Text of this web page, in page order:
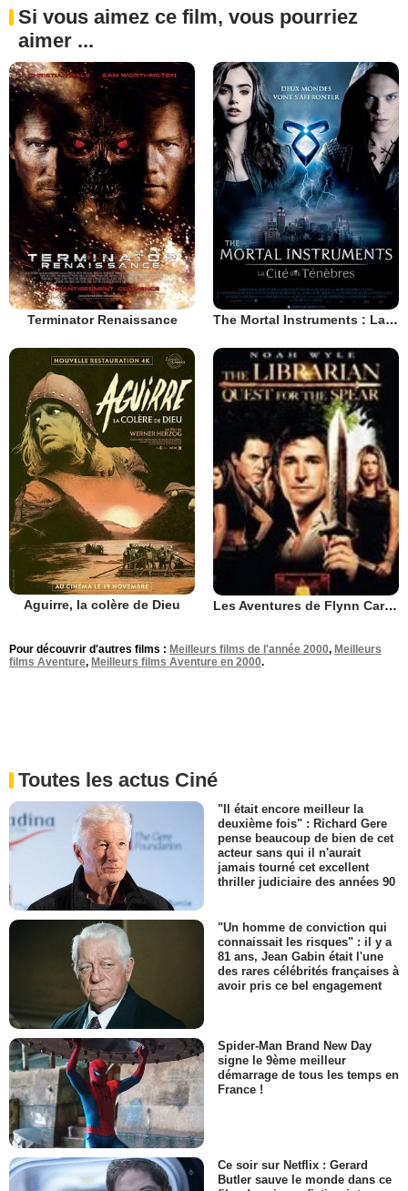
Si vous aimez ce film, vous pourriez
aimer ...
Terminator Renaissance The Mortal Instruments : La Cité des ténèbres
Aguirre, la colère de Dieu Les Aventures de Flynn Carson : le mystère de la lance sacrée
Pour découvrir d'autres films : Meilleurs films de l'année 2000, Meilleurs
films Aventure, Meilleurs films Aventure en 2000.
Toutes les actus Ciné
"Il était encore meilleur la
deuxième fois" : Richard Gere
pense beaucoup de bien de cet
acteur sans qui il n'aurait
jamais tourné cet excellent
thriller judiciaire des années 90
"Un homme de conviction qui
connaissait les risques" : il y a
81 ans, Jean Gabin était l'une
des rares célébrités françaises à
avoir pris ce bel engagement
Spider-Man Brand New Day
signe le 9ème meilleur
démarrage de tous les temps en
France !
Ce soir sur Netflix : Gerard
Butler sauve le monde dans ce